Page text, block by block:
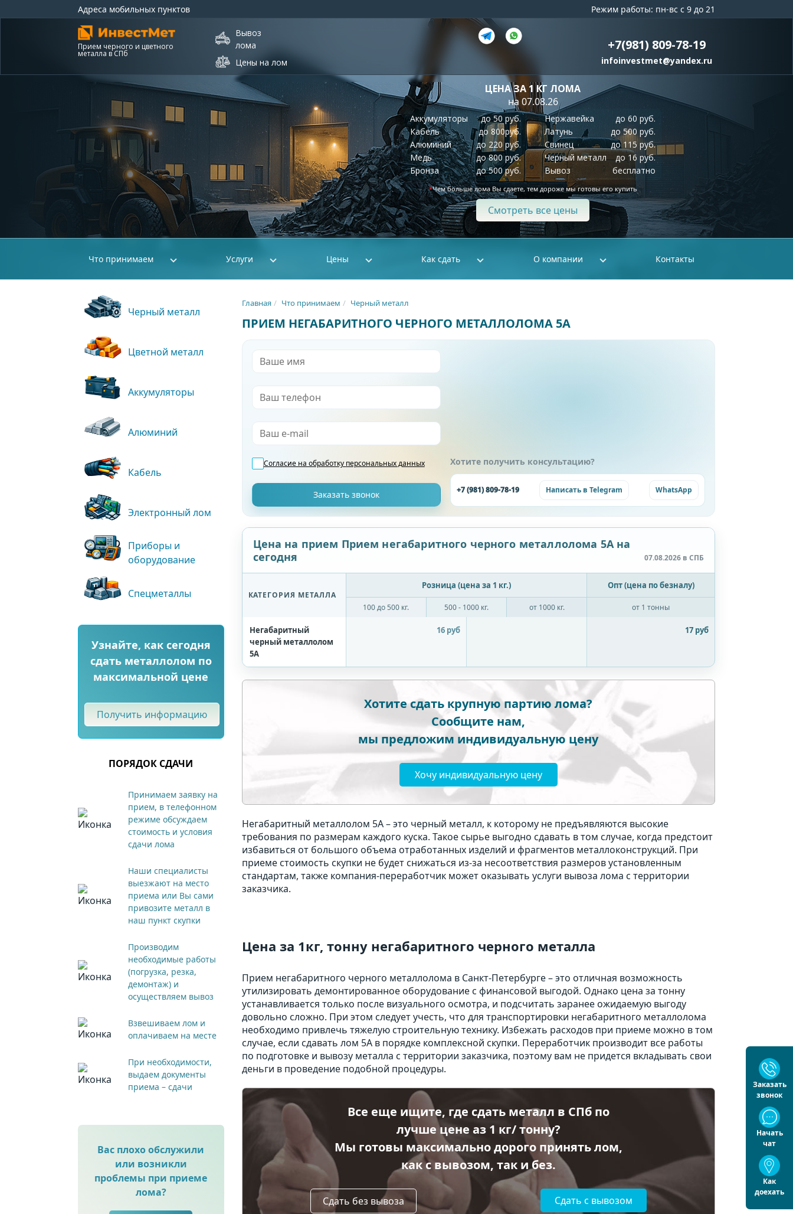
Адреса мобильных пунктов Режим работы: пн-вс с 9 до 21
Прием черного и цветного
металла в СПб
Вывоз
лома
Цены на лом
+7(981) 809-78-19
infoinvestmet@yandex.ru
ЦЕНА ЗА 1 КГ ЛОМА
на 07.08.26
Аккумуляторы
до 50 руб.
Кабель
до 800руб.
Алюминий
до 220 руб.
Медь
до 800 руб.
Бронза
до 500 руб.
Нержавейка
до 60 руб.
Латунь
до 500 руб.
Свинец
до 115 руб.
Черный металл
до 16 руб.
Вывоз
бесплатно
*Чем больше лома Вы сдаете, тем дороже мы готовы его купить
Смотреть все цены
Что принимаем Услуги Цены Как сдать О компании Контакты
Главная Что принимаем Черный металл
ПРИЕМ НЕГАБАРИТНОГО ЧЕРНОГО МЕТАЛЛОЛОМА 5А
Согласие на обработку персональных данных Хотите получить консультацию?
+7 (981) 809-78-19 Написать в Telegram WhatsApp
Цена на прием Прием негабаритного черного металлолома 5А на
сегодня
07.08.2026 в СПБ
КАТЕГОРИЯ МЕТАЛЛА
Розница (цена за 1 кг.)
100 до 500 кг. 500 - 1000 кг. от 1000 кг.
Опт (цена по безналу)
от 1 тонны
Негабаритный
черный металлолом
5А
16 руб 17 руб
Хотите сдать крупную партию лома?
Сообщите нам,
мы предложим индивидуальную цену
Хочу индивидуальную цену
Негабаритный металлолом 5А – это черный металл, к которому не предъявляются высокие
требования по размерам каждого куска. Такое сырье выгодно сдавать в том случае, когда предстоит
избавиться от большого объема отработанных изделий и фрагментов металлоконструкций. При
приеме стоимость скупки не будет снижаться из-за несоответствия размеров установленным
стандартам, также компания-переработчик может оказывать услуги вывоза лома с территории
заказчика.
Цена за 1кг, тонну негабаритного черного металла
Прием негабаритного черного металлолома в Санкт-Петербурге – это отличная возможность
утилизировать демонтированное оборудование с финансовой выгодой. Однако цена за тонну
устанавливается только после визуального осмотра, и подсчитать заранее ожидаемую выгоду
довольно сложно. При этом следует учесть, что для транспортировки негабаритного металлолома
необходимо привлечь тяжелую строительную технику. Избежать расходов при приеме можно в том
случае, если сдавать лом 5А в порядке комплексной скупки. Переработчик производит все работы
по подготовке и вывозу металла с территории заказчика, поэтому вам не придется вкладывать свои
деньги в проведение подобной процедуры.
Все еще ищите, где сдать металл в СПб по
лучше цене аз 1 кг/ тонну?
Мы готовы максимально дорого принять лом,
как с вывозом, так и без.
Сдать с вывозом
Сдать без вывоза
Черный металл
Цветной металл
Аккумуляторы
Алюминий
Кабель
Электронный лом
Приборы и
оборудование
Спецметаллы
Узнайте, как сегодня
сдать металлолом по
максимальной цене
Получить информацию
ПОРЯДОК СДАЧИ
Принимаем заявку на
прием, в телефонном
режиме обсуждаем
стоимость и условия
сдачи лома
Наши специалисты
выезжают на место
приема или Вы сами
привозите металл в
наш пункт скупки
Производим
необходимые работы
(погрузка, резка,
демонтаж) и
осуществляем вывоз
Взвешиваем лом и
оплачиваем на месте
При необходимости,
выдаем документы
приема – сдачи
Вас плохо обслужили
или возникли
проблемы при приеме
лома?
Заказать
звонок
Начать
чат
Как
доехать